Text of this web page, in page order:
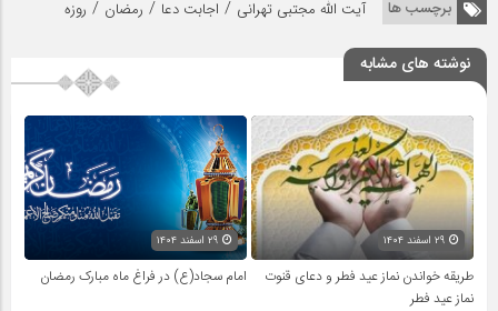
برچسب ها آیت الله مجتبی تهرانی / اجابت دعا / رمضان / روزه
نوشته های مشابه
طریقه خواندن نماز عید فطر و دعای قنوت
نماز عید فطر
امام سجاد(ع) در فراغ ماه مبارک رمضان